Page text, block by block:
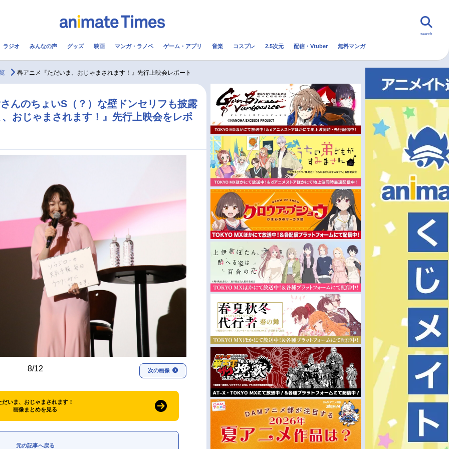
コスプレ 2.5次元 配信・Vtuber トレンド 無料マンガ
今期アニメ曜日別一覧 秋アニメ
冬アニメ
search
ラジオ みんなの声 グッズ 映画 マンガ・ラノベ ゲーム・アプリ 音楽 コスプレ 2.5次元 配信・Vtuber 無料マンガ
春アニメ『ただいま、おじゃまされます！』先行上映会レポート
んのちょいS（？）な壁ドンセリフも披露
おじゃまされます！』先行上映会をレポ
8/12 次の画像
だいま、おじゃまされます！
画像まとめを見る
元の記事へ戻る